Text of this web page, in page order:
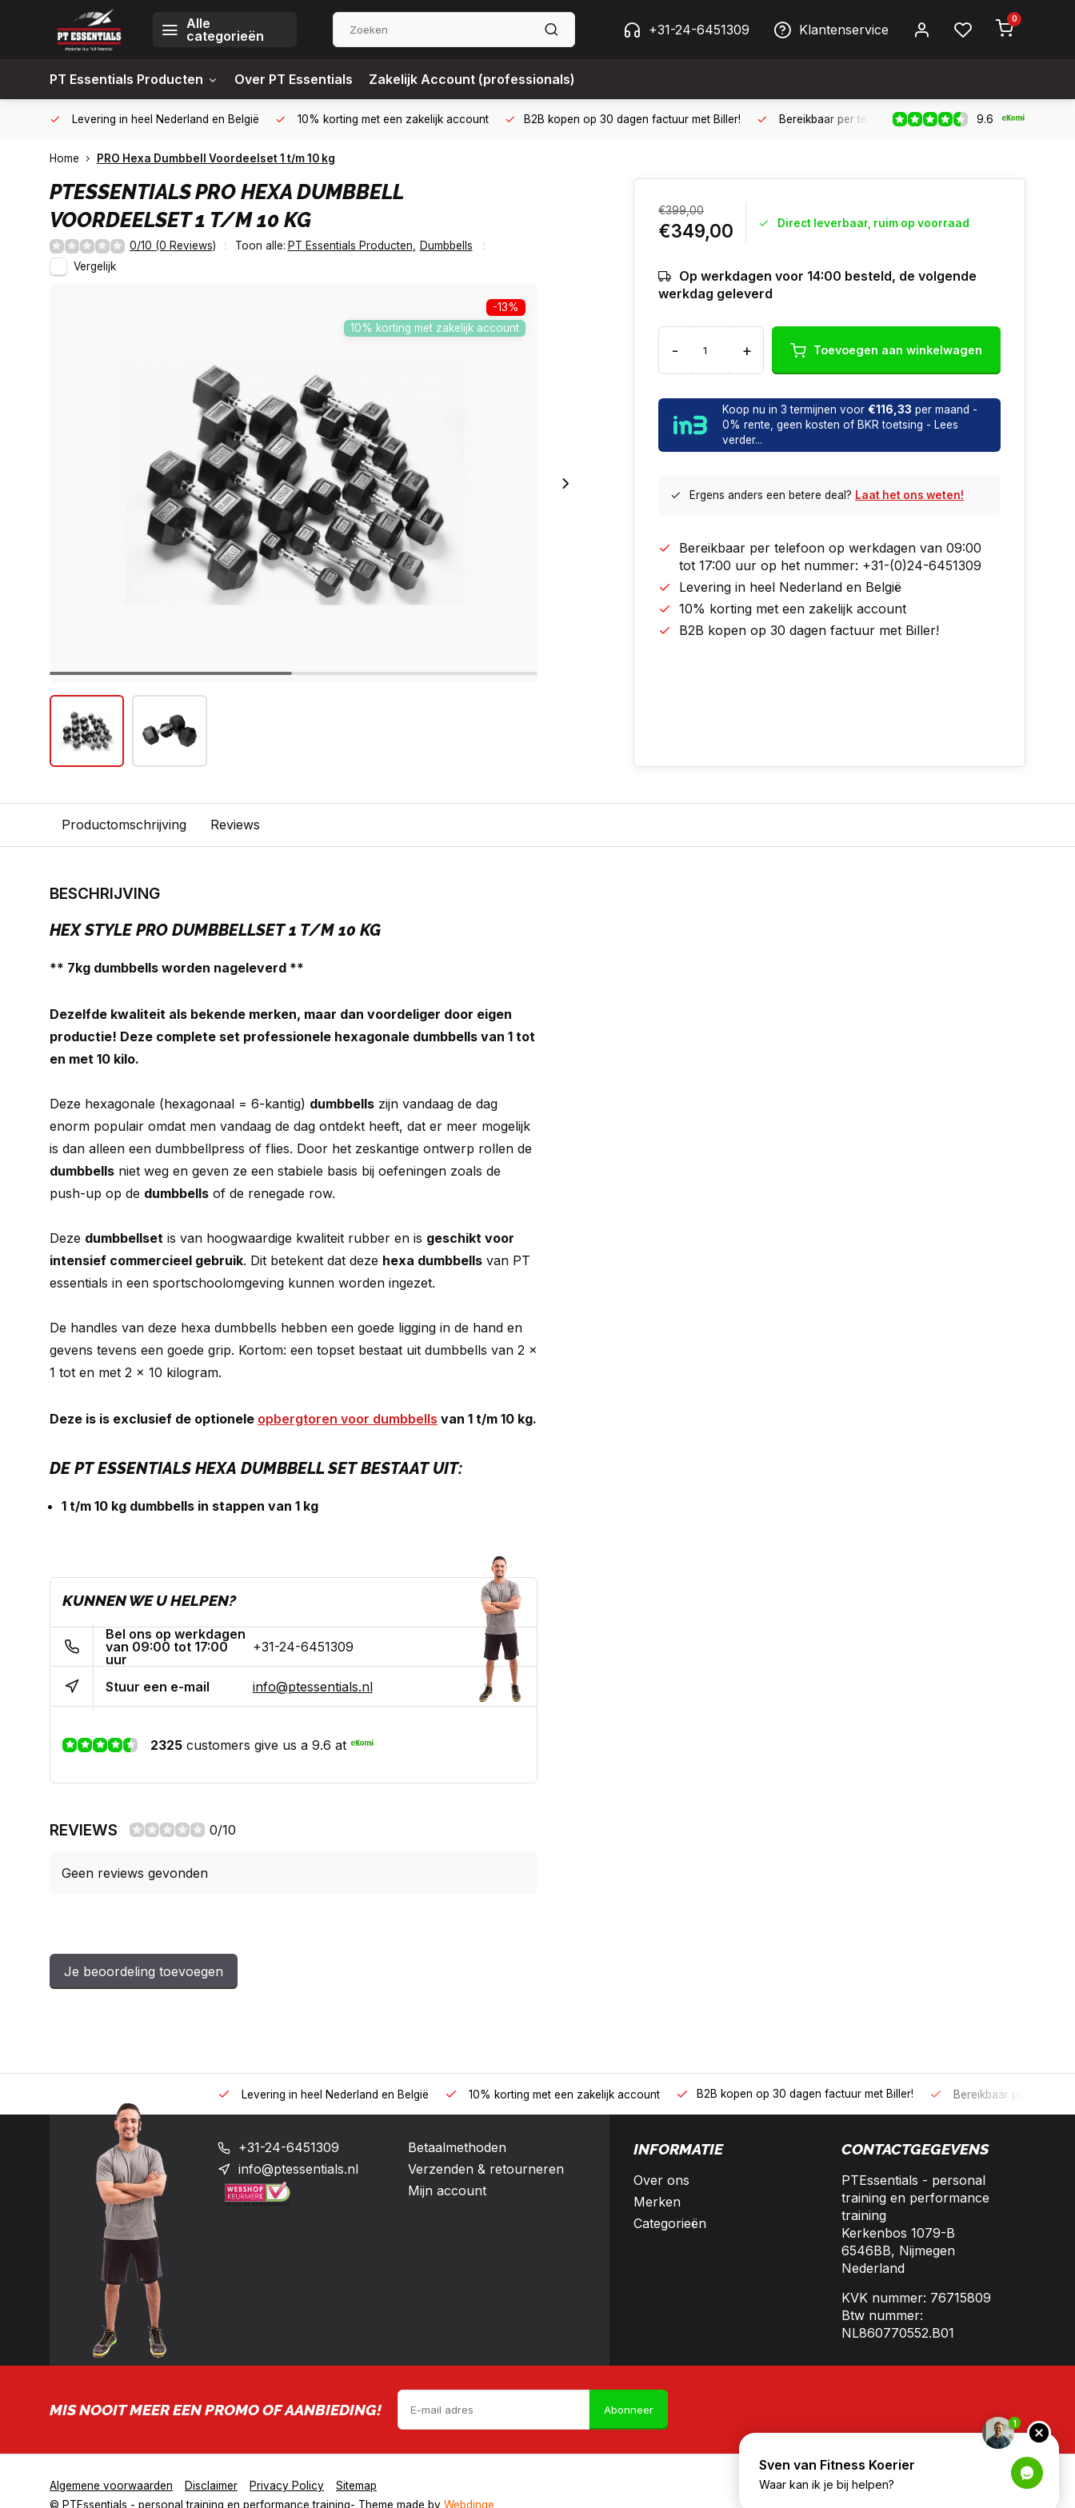
Alle
categorieën
+31-24-6451309 Klantenservice
0
PT Essentials Producten Over PT Essentials Zakelijk Account (professionals)
Levering in heel Nederland en België 10% korting met een zakelijk account B2B kopen op 30 dagen factuur met Biller! Bereikbaar per telefoon op werkdagen van 09:00 tot
9.6
Home PRO Hexa Dumbbell Voordeelset 1 t/m 10 kg
PTESSENTIALSPRO HEXA DUMBBELL
VOORDEELSET 1 T/M 10 KG
0/10 (0 Reviews) Toon alle: PT Essentials Producten
Dumbbells
Vergelijk
-13%
10% korting met zakelijk account
€399,00
€349,00 Direct leverbaar, ruim op voorraad
Op werkdagen voor 14:00 besteld, de volgende
werkdag geleverd
- + Toevoegen aan winkelwagen
Koop nu in 3 termijnen voor €116,33 per maand -
0% rente, geen kosten of BKR toetsing - Lees
verder...
Ergens anders een betere deal? Laat het ons weten!
Bereikbaar per telefoon op werkdagen van 09:00
tot 17:00 uur op het nummer: +31-(0)24-6451309
Levering in heel Nederland en België
10% korting met een zakelijk account
B2B kopen op 30 dagen factuur met Biller!
Productomschrijving Reviews
BESCHRIJVING
HEX STYLE PRO DUMBBELLSET 1 T/M 10 KG
** 7kg dumbbells worden nageleverd **
Dezelfde kwaliteit als bekende merken, maar dan voordeliger door eigen
productie! Deze complete set professionele hexagonale dumbbells van 1 tot
en met 10 kilo.
Deze hexagonale (hexagonaal = 6-kantig) dumbbells zijn vandaag de dag
enorm populair omdat men vandaag de dag ontdekt heeft, dat er meer mogelijk
is dan alleen een dumbbellpress of flies. Door het zeskantige ontwerp rollen de
dumbbells niet weg en geven ze een stabiele basis bij oefeningen zoals de
push-up op de dumbbells of de renegade row.
Deze dumbbellset is van hoogwaardige kwaliteit rubber en is geschikt voor
intensief commercieel gebruik. Dit betekent dat deze hexa dumbbells van PT
essentials in een sportschoolomgeving kunnen worden ingezet.
De handles van deze hexa dumbbells hebben een goede ligging in de hand en
gevens tevens een goede grip. Kortom: een topset bestaat uit dumbbells van 2 x
1 tot en met 2 x 10 kilogram.
Deze is is exclusief de optionele opbergtoren voor dumbbells van 1 t/m 10 kg.
DE PT ESSENTIALS HEXA DUMBBELL SET BESTAAT UIT:
1 t/m 10 kg dumbbells in stappen van 1 kg
KUNNEN WE U HELPEN?
Bel ons op werkdagen
van 09:00 tot 17:00
uur
+31-24-6451309
Stuur een e-mail info@ptessentials.nl
2325 customers give us a 9.6 at
REVIEWS 0/10
Geen reviews gevonden
Je beoordeling toevoegen
Levering in heel Nederland en België 10% korting met een zakelijk account B2B kopen op 30 dagen factuur met Biller! Bereikbaar per
+31-24-6451309
info@ptessentials.nl
Betaalmethoden
Verzenden & retourneren
Mijn account
INFORMATIE
Over ons
Merken
Categorieën
CONTACTGEGEVENS
PTEssentials - personal
training en performance
training
Kerkenbos 1079-B
6546BB, Nijmegen
Nederland
KVK nummer: 76715809
Btw nummer:
NL860770552.B01
MIS NOOIT MEER EEN PROMO OF AANBIEDING! Abonneer
Algemene voorwaarden Disclaimer Privacy Policy
Sitemap
© PTEssentials - personal training en performance training- Theme made by Webdinge
1
Sven van Fitness Koerier
Waar kan ik je bij helpen?